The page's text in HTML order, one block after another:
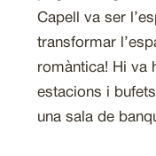
Capell va ser
transformar
romàntica! Hi va
estacions i
una sala de